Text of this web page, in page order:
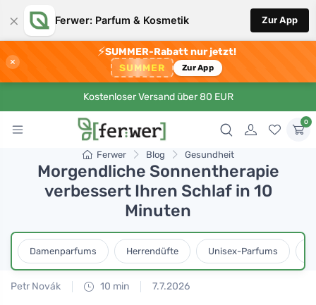
× Ferwer: Parfum & Kosmetik Zur App
×
⚡SUMMER-Rabatt nur jetzt!
SUMMER Zur App
Kostenloser Versand über 80 EUR
0
Ferwer Blog Gesundheit
Morgendliche Sonnentherapie
verbessert Ihren Schlaf in 10
Minuten
Damenparfums Herrendüfte Unisex-Parfums
Petr Novák 10 min 7.7.2026